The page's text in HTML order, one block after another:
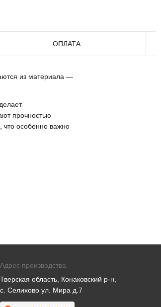
ОПЛАТА
из материала —
прочностью
что особенно важно
Адрес производства
Тверская область, Конаковский р-н,
с. Селихово ул. Мира д.7